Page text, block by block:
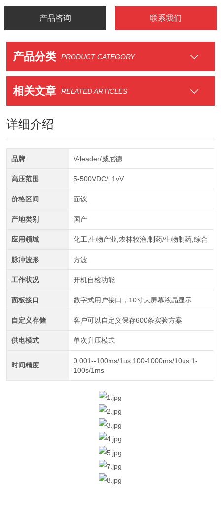
产品咨询 联系我们
产品分类 PRODUCT CATEGORY
相关文章 RELATED ARTICLES
详细介绍
品牌 V-leader/威尼德
高压范围 5-500VDC/±1vV
价格区间 面议
产地类别 国产
应用领域 化工,生物产业,农林牧渔,制药/生物制药,综合
脉冲波形 方波
工作状况 开机自检功能
面板接口 数字式用户接口，10寸大屏幕液晶显示
自定义存储 客户可以自定义保存600条实验方案
供电模式 单次升压模式
时间精度
0.001--100ms/1us 100-1000ms/10us 1-
100s/1ms